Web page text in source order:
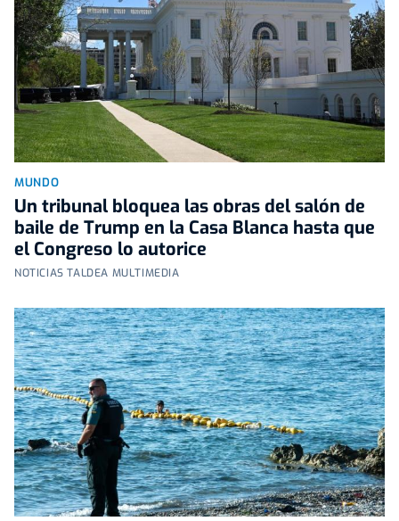
MUNDO
Un tribunal bloquea las obras del salón de
baile de Trump en la Casa Blanca hasta que
el Congreso lo autorice
NOTICIAS TALDEA MULTIMEDIA